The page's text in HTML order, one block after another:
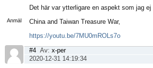
Anmäl
Det här var ytterligare en aspekt som jag ej
China and Taiwan Treasure War,
https://youtu.be/7MU0mROLs7o
#4 Av: x-per
2020-12-31 14:19:34